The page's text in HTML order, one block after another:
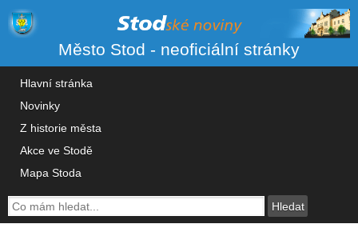
Město Stod - neoficiální stránky
Hlavní stránka
Novinky
Z historie města
Akce ve Stodě
Mapa Stoda